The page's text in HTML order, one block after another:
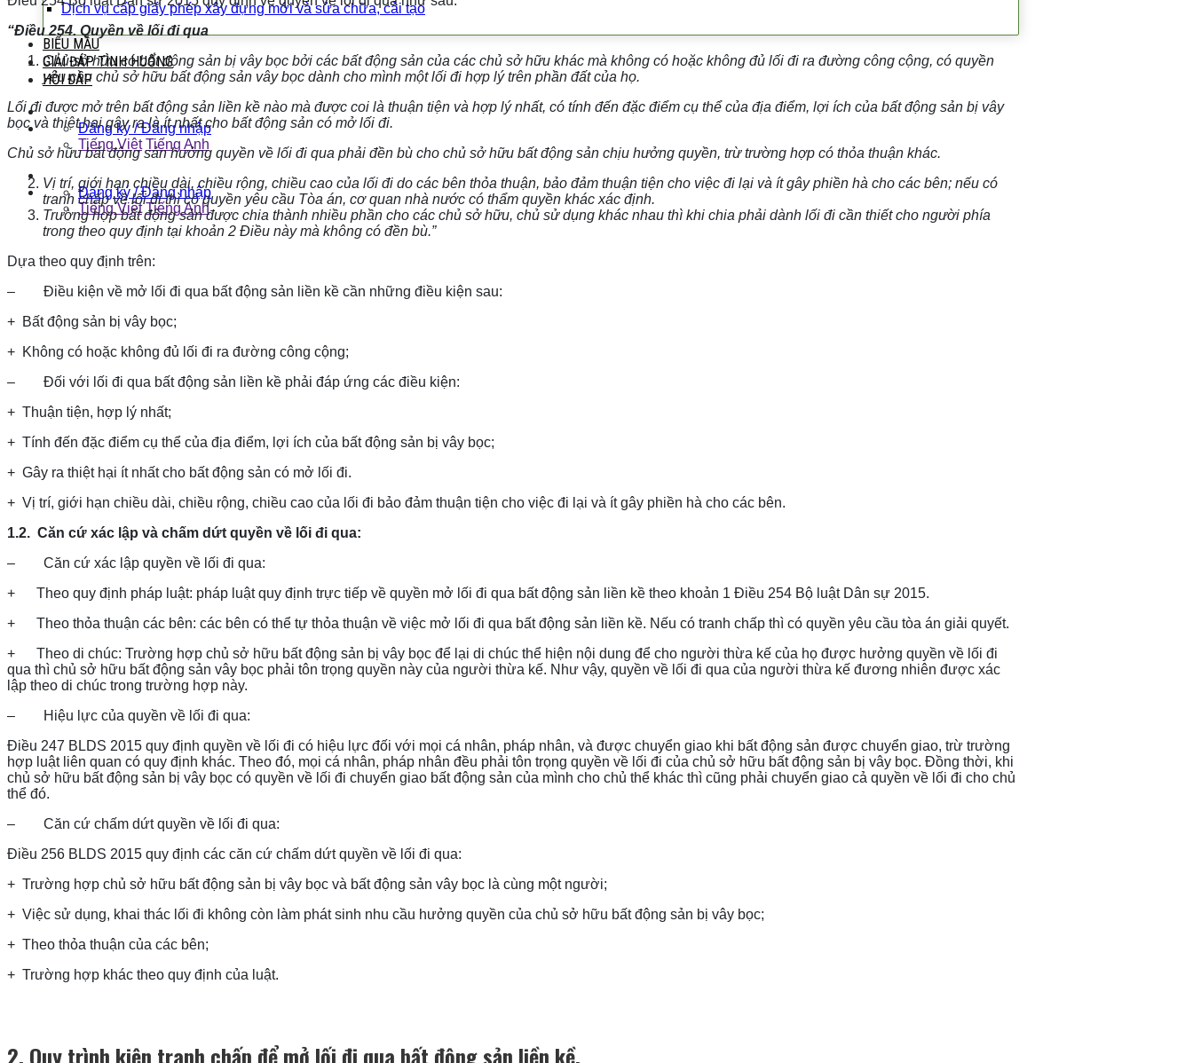
Dịch vụ cấp giấy phép xây dựng mới và sửa chữa, cải tạo
BIỂU MẪU
GIẢI ĐÁP TÌNH HUỐNG
HỎI ĐÁP
Đăng ký / Đăng nhập
Tiếng Việt Tiếng Anh
Đăng ký / Đăng nhập
Tiếng Việt Tiếng Anh
“Điều 254. Quyền về lối đi qua
Chủ sở hữu có bất động sản bị vây bọc bởi các bất động sản của các chủ sở hữu khác mà không có hoặc không đủ lối đi ra đường công cộng, có quyền
yêu cầu chủ sở hữu bất động sản vây bọc dành cho mình một lối đi hợp lý trên phần đất của họ.
Lối đi được mở trên bất động sản liền kề nào mà được coi là thuận tiện và hợp lý nhất, có tính đến đặc điểm cụ thể của địa điểm, lợi ích của bất động sản bị vây
bọc và thiệt hại gây ra là ít nhất cho bất động sản có mở lối đi.
Chủ sở hữu bất động sản hưởng quyền về lối đi qua phải đền bù cho chủ sở hữu bất động sản chịu hưởng quyền, trừ trường hợp có thỏa thuận khác.
Vị trí, giới hạn chiều dài, chiều rộng, chiều cao của lối đi do các bên thỏa thuận, bảo đảm thuận tiện cho việc đi lại và ít gây phiền hà cho các bên; nếu có
tranh chấp về lối đi thì có quyền yêu cầu Tòa án, cơ quan nhà nước có thẩm quyền khác xác định.
Trường hợp bất động sản được chia thành nhiều phần cho các chủ sở hữu, chủ sử dụng khác nhau thì khi chia phải dành lối đi cần thiết cho người phía
trong theo quy định tại khoản 2 Điều này mà không có đền bù.”
Dựa theo quy định trên:
– Điều kiện về mở lối đi qua bất động sản liền kề cần những điều kiện sau:
+ Bất động sản bị vây bọc;
+ Không có hoặc không đủ lối đi ra đường công cộng;
– Đối với lối đi qua bất động sản liền kề phải đáp ứng các điều kiện:
+ Thuận tiện, hợp lý nhất;
+ Tính đến đặc điểm cụ thể của địa điểm, lợi ích của bất động sản bị vây bọc;
+ Gây ra thiệt hại ít nhất cho bất động sản có mở lối đi.
+ Vị trí, giới hạn chiều dài, chiều rộng, chiều cao của lối đi bảo đảm thuận tiện cho việc đi lại và ít gây phiền hà cho các bên.
1.2. Căn cứ xác lập và chấm dứt quyền về lối đi qua:
– Căn cứ xác lập quyền về lối đi qua:
+ Theo quy định pháp luật: pháp luật quy định trực tiếp về quyền mở lối đi qua bất động sản liền kề theo khoản 1 Điều 254 Bộ luật Dân sự 2015.
+ Theo thỏa thuận các bên: các bên có thể tự thỏa thuận về việc mở lối đi qua bất động sản liền kề. Nếu có tranh chấp thì có quyền yêu cầu tòa án giải quyết.
+ Theo di chúc: Trường hợp chủ sở hữu bất động sản bị vây bọc để lại di chúc thể hiện nội dung để cho người thừa kế của họ được hưởng quyền về lối đi
qua thì chủ sở hữu bất động sản vây bọc phải tôn trọng quyền này của người thừa kế. Như vậy, quyền về lối đi qua của người thừa kế đương nhiên được xác
lập theo di chúc trong trường hợp này.
– Hiệu lực của quyền về lối đi qua:
Điều 247 BLDS 2015 quy định quyền về lối đi có hiệu lực đối với mọi cá nhân, pháp nhân, và được chuyển giao khi bất động sản được chuyển giao, trừ trường
hợp luật liên quan có quy định khác. Theo đó, mọi cá nhân, pháp nhân đều phải tôn trọng quyền về lối đi của chủ sở hữu bất động sản bị vây bọc. Đồng thời, khi
chủ sở hữu bất động sản bị vây bọc có quyền về lối đi chuyển giao bất động sản của mình cho chủ thể khác thì cũng phải chuyển giao cả quyền về lối đi cho chủ
thể đó.
– Căn cứ chấm dứt quyền về lối đi qua:
Điều 256 BLDS 2015 quy định các căn cứ chấm dứt quyền về lối đi qua:
+ Trường hợp chủ sở hữu bất động sản bị vây bọc và bất động sản vây bọc là cùng một người;
+ Việc sử dụng, khai thác lối đi không còn làm phát sinh nhu cầu hưởng quyền của chủ sở hữu bất động sản bị vây bọc;
+ Theo thỏa thuận của các bên;
+ Trường hợp khác theo quy định của luật.
2. Quy trình kiện tranh chấp để mở lối đi qua bất động sản liền kề.